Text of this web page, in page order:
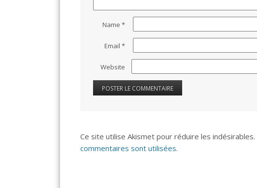
Name*
Email*
Website
Ce site utilise Akismet pour réduire les indésirables.
commentaires sont utilisées.